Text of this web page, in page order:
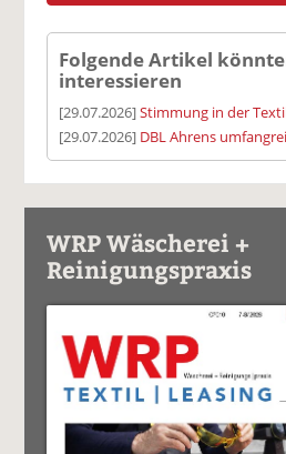
Folgende Artikel
interessieren
[29.07.2026]Stimmung in der
[29.07.2026] DBL Ahrens
WRP Wäscherei +
Reinigungspraxis